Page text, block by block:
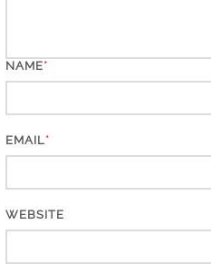
NAME*
EMAIL*
WEBSITE